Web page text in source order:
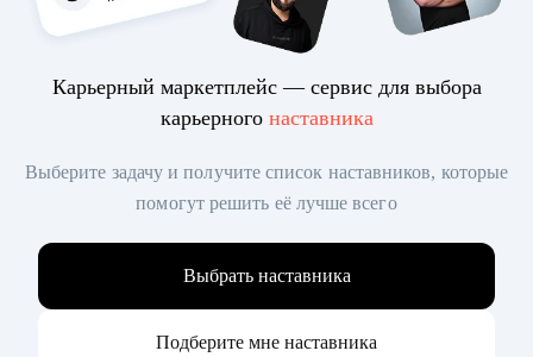
Карьерный маркетплейс — сервис для выбора
карьерного наставника
Выберите задачу и получите список наставников, которые
помогут решить её лучше всего
Выбрать наставника
Подберите мне наставника